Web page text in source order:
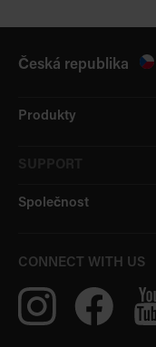
Česká republika
Produkty
Společnost
CONNECT WITH US